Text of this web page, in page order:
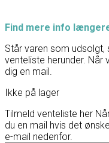
Find mere info
Står varen som udsolgt,
venteliste herunder. Når
dig en mail.
Ikke på lager
Tilmeld venteliste her
du en mail hvis det
e-mail nedenfor.